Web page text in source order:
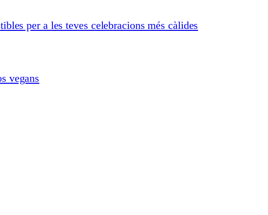
per a les teves celebracions més càlides
vegans